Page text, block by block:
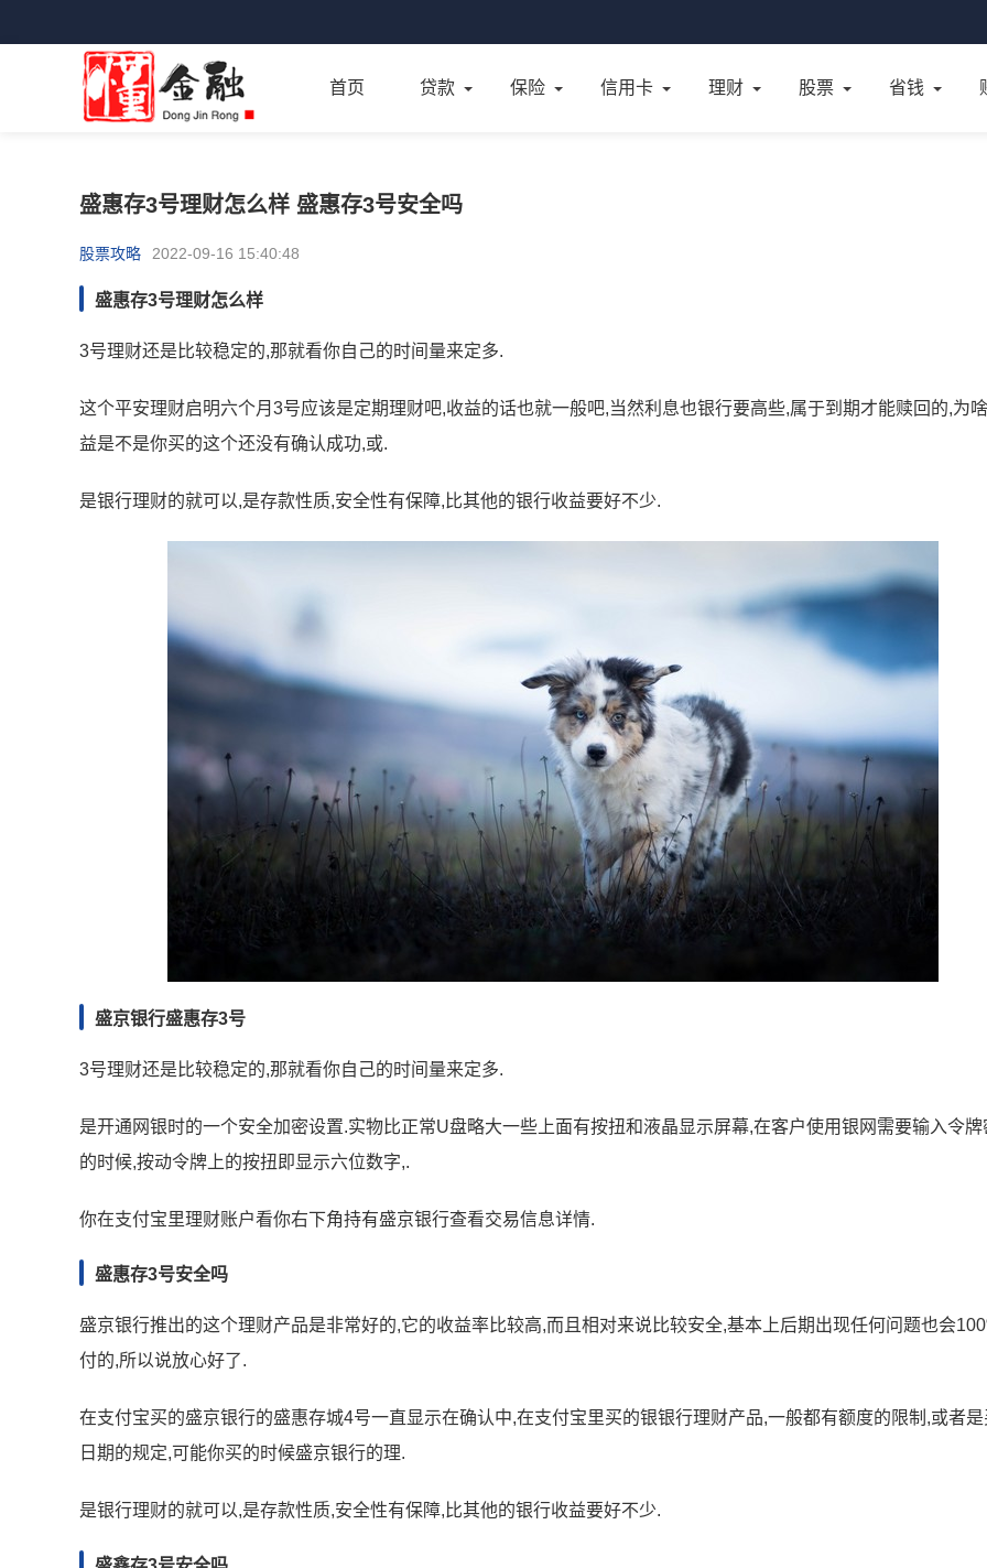
首页 贷款 保险 信用卡 理财 股票 省钱
盛惠存3号理财怎么样 盛惠存3号安全吗
股票攻略 2022-09-16 15:40:48
盛惠存3号理财怎么样
3号理财还是比较稳定的,那就看你自己的时间量来定多.
这个平安理财启明六个月3号应该是定期理财吧,收益的话也就一般吧,当然利息也银行要高些,属于到期才能赎回的,为
益是不是你买的这个还没有确认成功,或.
是银行理财的就可以,是存款性质,安全性有保障,比其他的银行收益要好不少.
盛京银行盛惠存3号
3号理财还是比较稳定的,那就看你自己的时间量来定多.
是开通网银时的一个安全加密设置.实物比正常U盘略大一些上面有按扭和液晶显示屏幕,在客户使用银网需要输入令牌
的时候,按动令牌上的按扭即显示六位数字,.
你在支付宝里理财账户看你右下角持有盛京银行查看交易信息详情.
盛惠存3号安全吗
盛京银行推出的这个理财产品是非常好的,它的收益率比较高,而且相对来说比较安全,基本上后期出现任何问题也会
付的,所以说放心好了.
在支付宝买的盛京银行的盛惠存城4号一直显示在确认中,在支付宝里买的银银行理财产品,一般都有额度的限制,或者
日期的规定,可能你买的时候盛京银行的理.
是银行理财的就可以,是存款性质,安全性有保障,比其他的银行收益要好不少.